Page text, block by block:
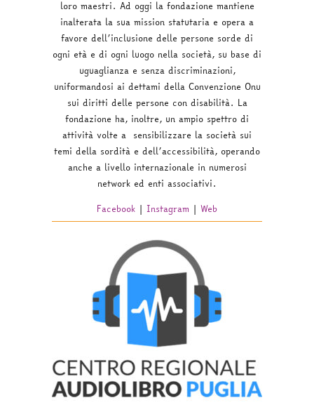
loro maestri. Ad oggi la fondazione mantiene
inalterata la sua mission statutaria e opera a
favore dell’inclusione delle persone sorde di
ogni età e di ogni luogo nella società, su base di
uguaglianza e senza discriminazioni,
uniformandosi ai dettami della Convenzione Onu
sui diritti delle persone con disabilità. La
fondazione ha, inoltre, un ampio spettro di
attività volte a sensibilizzare la società sui
temi della sordità e dell’accessibilità, operando
anche a livello internazionale in numerosi
network ed enti associativi.
Facebook | Instagram | Web